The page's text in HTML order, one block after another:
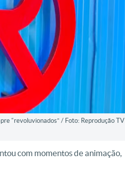
“revoluvionados” / Foto: Reprodução TV
com momentos de animação,